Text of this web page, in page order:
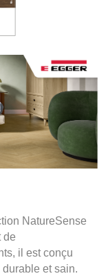
NatureSense
de
il est conçu
et sain.